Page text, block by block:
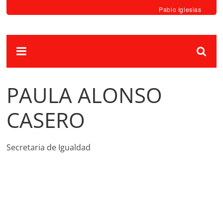
Pablo Iglesias
PAULA ALONSO
CASERO
Secretaria de Igualdad